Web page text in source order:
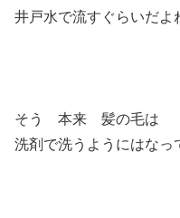
井戸水で流すぐらいだよ
そう 本来 髪の毛は
洗剤で洗うようにはなっ